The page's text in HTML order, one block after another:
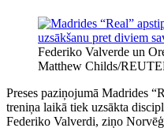
Federiko Valverde un
Matthew Childs/
Preses paziņojumā Madrides
treniņa laikā tiek uzsākta
Federiko Valverdi, ziņo